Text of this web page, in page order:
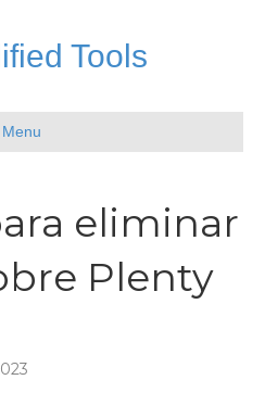
Tools
Menu
eliminar
Plenty